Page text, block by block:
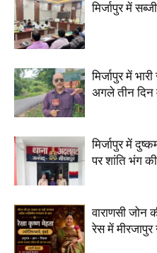
मिर्जापुर में
मिर्जापुर में
अगले तीन दिन
मिर्जापुर में
पर शांति भंग की
वाराणसी जोन
रेस में मीरजापुर